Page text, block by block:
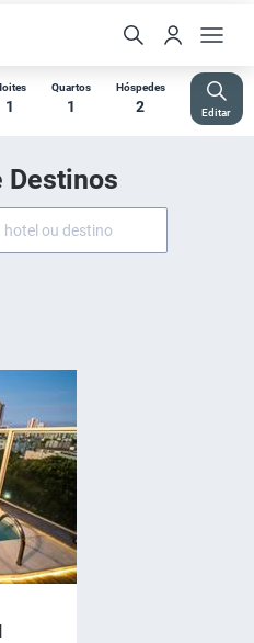
1
Quartos
1
Hóspedes
2 Editar
Destinos